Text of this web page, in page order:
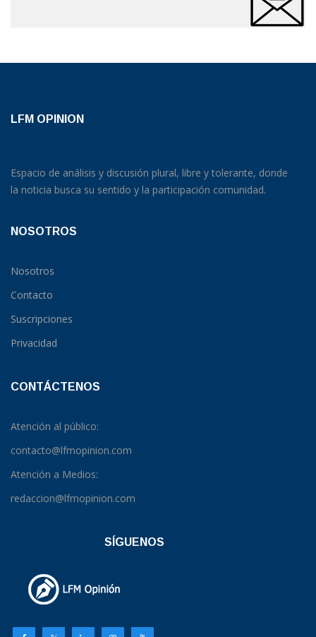
LFM OPINION
Espacio de análisis y discusión plural, libre y tolerante, donde
la noticia busca su sentido y la participación comunidad.
NOSOTROS
Nosotros
Contacto
Suscripciones
Privacidad
CONTÁCTENOS
Atención al público:
contacto@lfmopinion.com
Atención a Medios:
redaccion@lfmopinion.com
SÍGUENOS